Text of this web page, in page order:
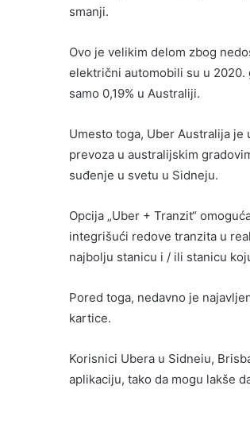
smanji.
Ovo je velikim delom zbog
električni automobili su u 2020.
samo 0,19% u Australiji.
Umesto toga, Uber Australija
prevoza u australijskim
suđenje u svetu u Sidneju.
Opcija „Uber + Tranzit“
integrišući redove tranzita u
najbolju stanicu i / ili stanicu
Pored toga, nedavno je
kartice.
Korisnici Ubera u Sidneiu,
aplikaciju, tako da mogu lakše